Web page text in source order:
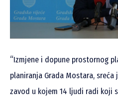
“Izmjene i dopune prostornog
planiranja Grada Mostara,
zavod u kojem 14 ljudi radi koji